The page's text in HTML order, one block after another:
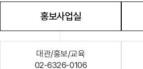
홍보사업실
대관/홍보/교육
02-6326-0106